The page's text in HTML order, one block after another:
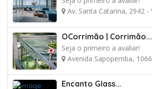
Av. Santa Catarina, 2942 -
OCorrimão | Corrimão...
Seja o primeiro a avaliar!
Avenida Sapopemba,
Encanto Glass...